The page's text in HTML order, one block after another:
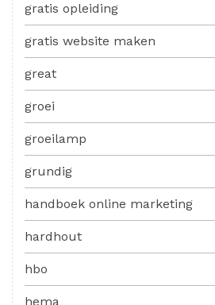
gratis opleiding
gratis website maken
great
groei
groeilamp
grundig
handboek online marketing
hardhout
hbo
hema